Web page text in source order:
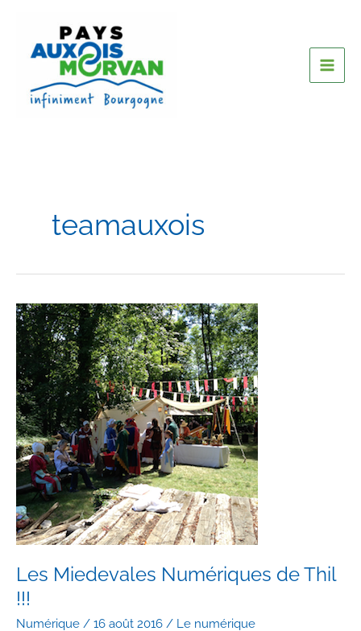
teamauxois
Les Miedevales Numériques de Thil
!!!
Numérique / 16 août 2016 / Le numérique